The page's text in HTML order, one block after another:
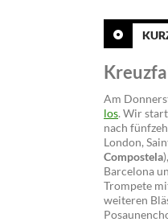
Am
los. Wir
nach
London,
Compostela
Barcelona
Trompete
weiteren